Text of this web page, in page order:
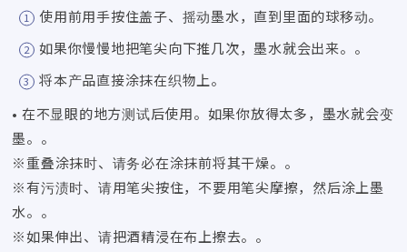
使用前用手按住盖子、摇动墨水，直到里面的球移动。
如果你慢慢地把笔尖向下推几次，墨水就会出来。。
将本产品直接涂抹在织物上。
• 在不显眼的地方测试后使用。如果你放得太多，墨水就会变
墨。。
※重叠涂抹时、请务必在涂抹前将其干燥。。
※有污渍时、请用笔尖按住，不要用笔尖摩擦，然后涂上墨
水。。
※如果伸出、请把酒精浸在布上擦去。。